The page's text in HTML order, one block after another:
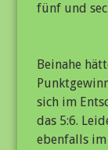
fünf und
Beinahe
sich im
das 5:6.
ebenfalls